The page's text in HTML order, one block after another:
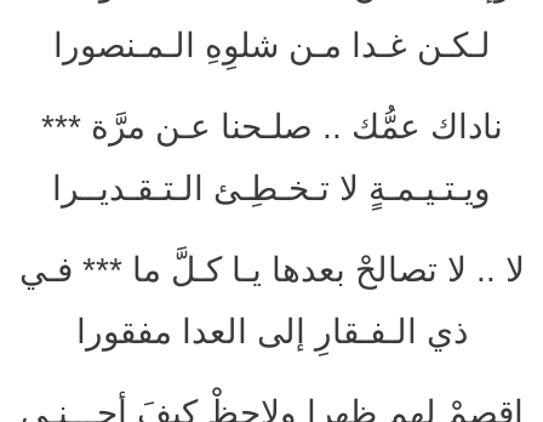
لـكـن غـدا مـن شلوِهِ الـمـنصورا
ناداك عمُّك .. صلـحنا عـن مرَّة ***
ويـتـيـمـةٍ لا تـخـطِـئ الـتـقـديــرا
لا .. لا تصالحْ بعدها يـا كـلَّ ما *** فـي
ذي الـفـقارِ إلى العدا مفقورا
اقصمْ لهم ظهرا ولاحظْ كيفَ أحـــنـى